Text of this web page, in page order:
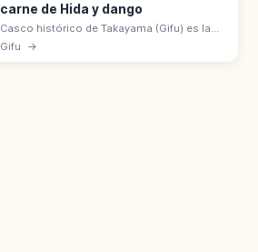
carne de Hida y dango
Casco histórico de Takayama (Gifu) es la
'pequeña Kioto de Hida' con machiya del
Gifu →